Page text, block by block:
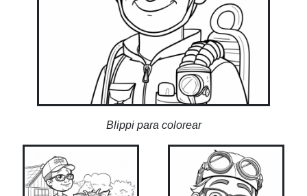
Blippi para colorear